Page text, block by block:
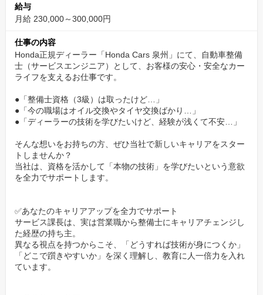
「資格はある。でも、今のままでは将来が不安…」 そんなあなた
のための環境が、Honda Cars 泉州にはあります。
1. 頑張りが「年収」になるキャリアアップ
当社は、あなたの「技術を磨きたい」という意欲を、給与とキャ
▷明確な資格手当:
HMSG（月1万円）と、スキルアップが毎月の給与に直結します。
▷リアルな年収例（有資格者）:
・年収497万円（31歳／経験4年10ヶ月）
▷目指せるキャリア:
整備士として技術を極めた後、工場長へのキャリアアップも可能
給与
月給 230,000～300,000円
仕事の内容
Honda正規ディーラー「Honda Cars 泉州」にて、自動車整備
士（サービスエンジニア）として、お客様の安心・安全なカー
ライフを支えるお仕事です。
●「整備士資格（3級）は取ったけど…」
●「今の職場はオイル交換やタイヤ交換ばかり…」
●「ディーラーの技術を学びたいけど、経験が浅くて不安…」
そんな想いをお持ちの方、ぜひ当社で新しいキャリアをスター
トしませんか？
当社は、資格を活かして「本物の技術」を学びたいという意欲
を全力でサポートします。
✅あなたのキャリアアップを全力でサポート
サービス課長は、実は営業職から整備士にキャリアチェンジし
た経歴の持ち主。
異なる視点を持つからこそ、「どうすれば技術が身につくか」
「どこで躓きやすいか」を深く理解し、教育に人一倍力を入れ
ています。